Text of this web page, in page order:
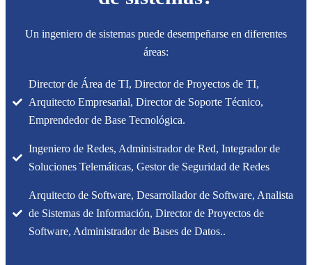
Un ingeniero de sistemas puede desempeñarse en diferentes
áreas:
Director de Área de TI, Director de Proyectos de TI,
Arquitecto Empresarial, Director de Soporte Técnico,
Emprendedor de Base Tecnológica.
Ingeniero de Redes, Administrador de Red, Integrador de
Soluciones Telemáticas, Gestor de Seguridad de Redes
Arquitecto de Software, Desarrollador de Software, Analista
de Sistemas de Información, Director de Proyectos de
Software, Administrador de Bases de Datos..